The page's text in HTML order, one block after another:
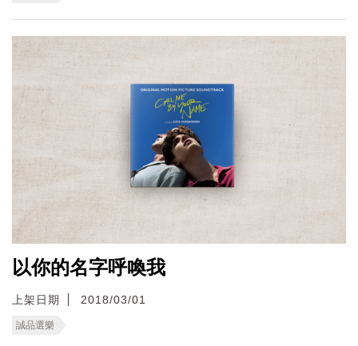
以你的名字呼喚我
上架日期 2018/03/01
誠品選樂